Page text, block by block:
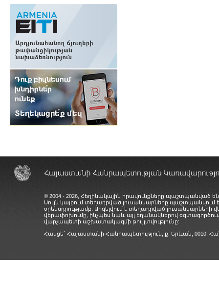
© 2004 - 2026, Հեղինակային իրավունքները պաշտպանված
Սույն կայքում տեղադրված լուսանկարները
օրենսդրությամբ: Արգելվում է տեղադրված
վերափոխումը, ինչպես նաև այլ եղանակներով
վարչապետի աշխատակազմի թույլտվությունը:
Հասցե` Հայաստանի Հանրապետություն, ք. Երևան, 0010,